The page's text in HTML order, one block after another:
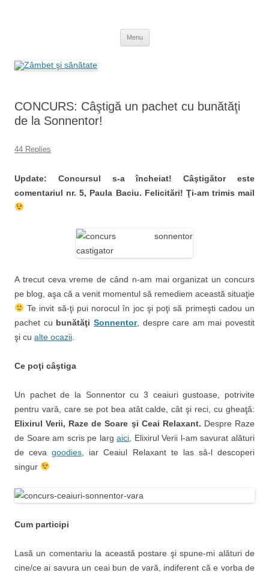
Menu
CONCURS: Câştigă un pachet cu bunătăţi
de la Sonnentor!
44 Replies
Update: Concursul s-a încheiat! Câştigător este
comentariul nr. 5, Paula Baciu. Felicitări! Ţi-am trimis mail
A trecut ceva vreme de când n-am mai organizat un concurs
pe blog, aşa că a venit momentul să remediem această situaţie
Te invit să-ţi pui norocul în joc şi poţi să primeşti cadou un
pachet cu bunătăţi Sonnentor, despre care am mai povestit
şi cu alte ocazii
Ce poţi câştiga
Un pachet de la Sonnentor cu 3 ceaiuri gustoase, potrivite
pentru vară, care se pot bea atât calde, cât şi reci, cu gheaţă:
Elixirul Verii, Raze de Soare şi Ceai Relaxant. Despre Raze
de Soare am scris pe largaici , Elixirul Verii l-am savurat alături
de cevagoodies , iar Ceaiul Relaxant te las să-l descoperi
singur
Cum participi
Lasă un comentariu la această postare şi spune-mi alături de
cine/ce ai savura un ceai bun de vară, indiferent că e vorba de